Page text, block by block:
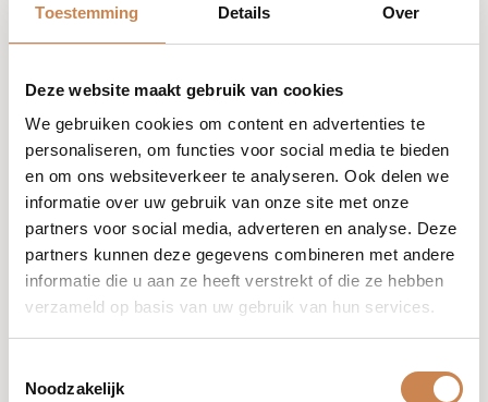
Toestemming Details Over
Deze website maakt gebruik van cookies
We gebruiken cookies om content en advertenties te
personaliseren, om functies voor social media te bieden
en om ons websiteverkeer te analyseren. Ook delen we
informatie over uw gebruik van onze site met onze
partners voor social media, adverteren en analyse. Deze
partners kunnen deze gegevens combineren met andere
informatie die u aan ze heeft verstrekt of die ze hebben
verzameld op basis van uw gebruik van hun services.
Noodzakelijk